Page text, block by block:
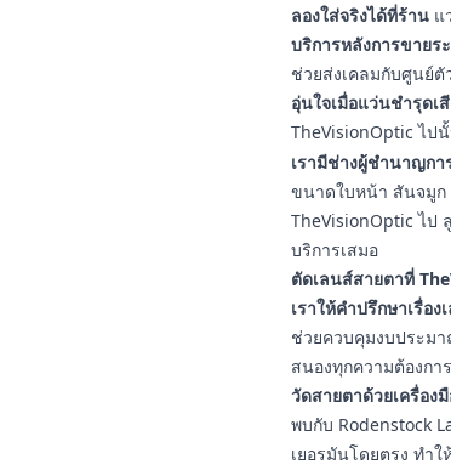
ลองใส่จริงได้ที่ร้าน แ
บริการหลังการขายร
ช่วยส่งเคลมกับศูนย์
อุ่นใจเมื่อแว่นชำรุดเ
TheVisionOptic ไป
เรามีช่างผู้ชำนาญก
ขนาดใบหน้า สันจมูก
TheVisionOptic ไป
บริการเสมอ
ตัดเลนส์สายตาที่
เราให้คำปรึกษาเรื่อง
ช่วยควบคุมงบประม
สนองทุกความต้องกา
วัดสายตาด้วยเครื่อง
พบกับ Rodenstock
เยอรมันโดยตรง ทำ